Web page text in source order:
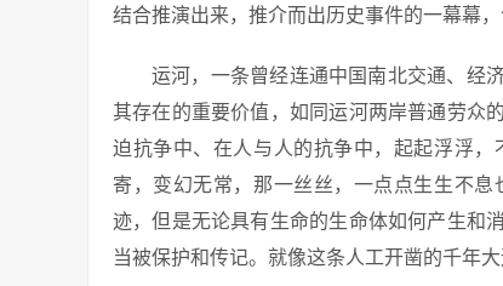
结合推演出来，推介而出历史事件的一幕幕，
运河，一条曾经连通中国南北交通、经
其存在的重要价值，如同运河两岸普通劳众
迫抗争中、在人与人的抗争中，起起浮浮
寄，变幻无常，那一丝丝，一点点生生不
迹，但是无论具有生命的生命体如何产生和
当被保护和传记。就像这条人工开凿的千年